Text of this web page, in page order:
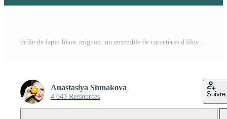
drôle de lapin blanc mignon. un ensemble de caractères d'illustration. illustration vectorielle dans un style plat. Vecteur Pro et SVG Pro
Anastasiya Shmakova
4 043 Ressources Suivre